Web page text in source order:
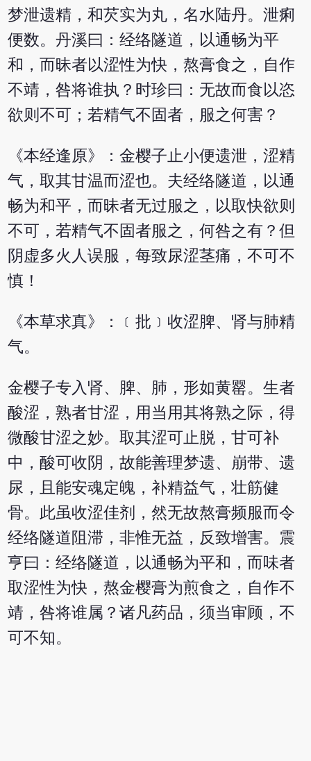
梦泄遗精，和芡实为丸，名水陆丹。泄痢
便数。丹溪曰：经络隧道，以通畅为平
和，而昧者以涩性为快，熬膏食之，自作
不靖，咎将谁执？时珍曰：无故而食以恣
欲则不可；若精气不固者，服之何害？
《本经逢原》：金樱子止小便遗泄，涩精
气，取其甘温而涩也。夫经络隧道，以通
畅为和平，而昧者无过服之，以取快欲则
不可，若精气不固者服之，何咎之有？但
阴虚多火人误服，每致尿涩茎痛，不可不
慎！
《本草求真》：﹝批﹞收涩脾、肾与肺精
气。
金樱子专入肾、脾、肺，形如黄罂。生者
酸涩，熟者甘涩，用当用其将熟之际，得
微酸甘涩之妙。取其涩可止脱，甘可补
中，酸可收阴，故能善理梦遗、崩带、遗
尿，且能安魂定魄，补精益气，壮筋健
骨。此虽收涩佳剂，然无故熬膏频服而令
经络隧道阻滞，非惟无益，反致增害。震
亨曰：经络隧道，以通畅为平和，而味者
取涩性为快，熬金樱膏为煎食之，自作不
靖，咎将谁属？诸凡药品，须当审顾，不
可不知。